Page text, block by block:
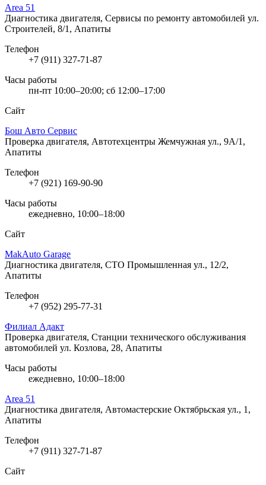
Area 51
Диагностика двигателя, Сервисы по ремонту автомобилей ул.
Строителей, 8/1, Апатиты
Телефон
+7 (911) 327-71-87
Часы работы
пн-пт 10:00–20:00; сб 12:00–17:00
Сайт
Бош Авто Сервис
Проверка двигателя, Автотехцентры Жемчужная ул., 9А/1,
Апатиты
Телефон
+7 (921) 169-90-90
Часы работы
ежедневно, 10:00–18:00
Сайт
MakAuto Garage
Диагностика двигателя, СТО Промышленная ул., 12/2,
Апатиты
Телефон
+7 (952) 295-77-31
Филиал Адакт
Проверка двигателя, Станции технического обслуживания
автомобилей ул. Козлова, 28, Апатиты
Часы работы
ежедневно, 10:00–18:00
Area 51
Диагностика двигателя, Автомастерские Октябрьская ул., 1,
Апатиты
Телефон
+7 (911) 327-71-87
Сайт